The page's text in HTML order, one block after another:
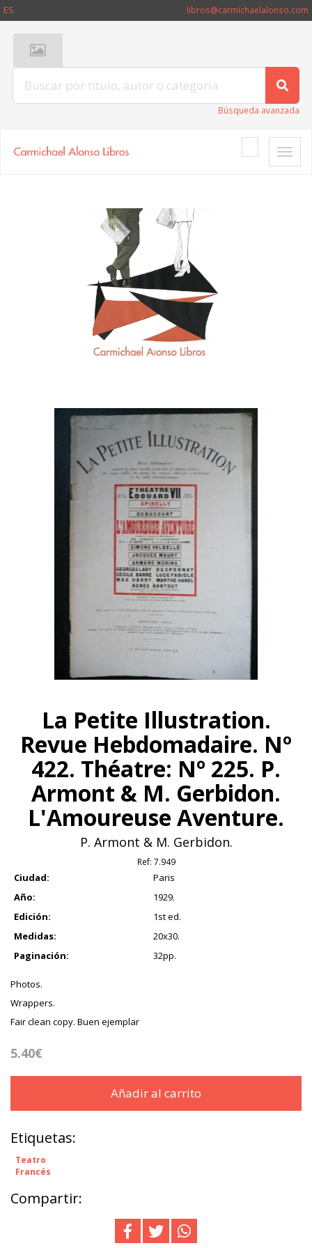
ES libros@carmichaelalonso.com
Búsqueda avanzada
Toggle
La Petite Illustration.
Revue Hebdomadaire. Nº
422. Théatre: Nº 225. P.
Armont & M. Gerbidon.
L'Amoureuse Aventure.
P. Armont & M. Gerbidon.
Ref: 7.949
Ciudad:
Paris
Año:
1929.
Edición:
1st ed.
Medidas:
20x30.
Paginación:
32pp.
Photos.
Wrappers.
Fair clean copy. Buen ejemplar
5.40€
Añadir al carrito
Etiquetas:
Teatro
Francés
Compartir: